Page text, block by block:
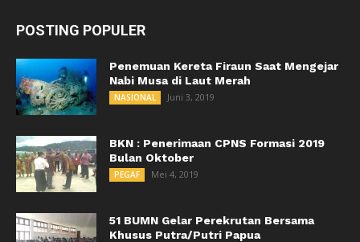
POSTING POPULER
Penemuan Kereta Firaun Saat Mengejar
Nabi Musa di Laut Merah
NASIONAL Juni 3, 2019
BKN : Penerimaan CPNS Formasi 2019
Bulan Oktober
PEGAF Mei 4, 2019
51 BUMN Gelar Perekrutan Bersama
Khusus Putra/Putri Papua